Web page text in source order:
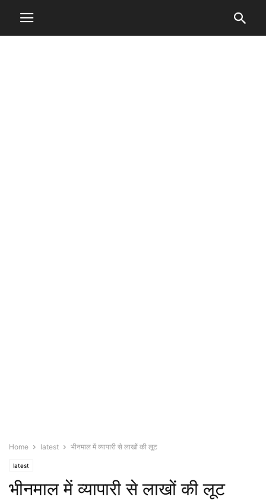
Home latest भीनमाल में व्यापारी से लाखों की लूट
latest
भीनमाल में व्यापारी से लाखों की लूट